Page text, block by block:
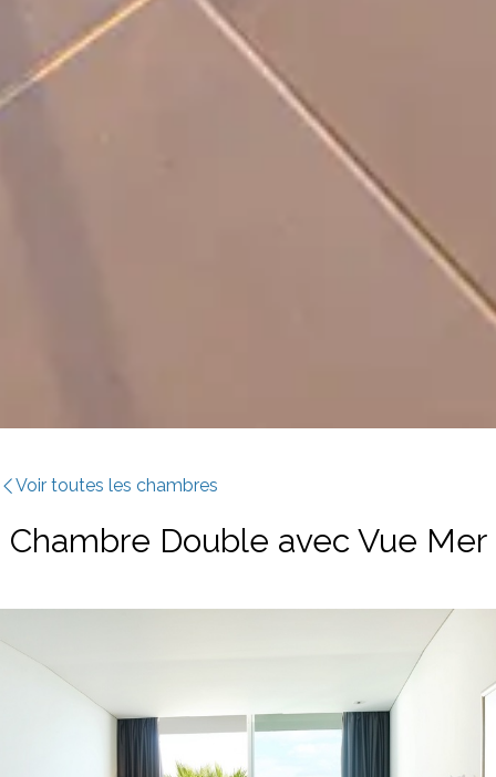
Voir toutes les chambres
Chambre Double avec Vue Mer